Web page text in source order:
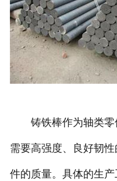
铸铁棒作为轴类零
需要高强度、良好韧
件的质量。具体的生